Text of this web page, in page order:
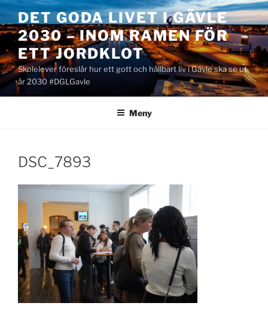
Hoppa
till
innehåll
DET GODA LIVET I GÄVLE
2030 – INOM RAMEN FÖR
ETT JORDKLOT
Skolelever föreslår hur ett gott och hållbart liv i Gävle ska se ut
år 2030 #DGLGavle
Meny
DSC_7893